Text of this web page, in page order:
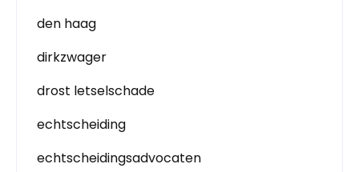
den haag
dirkzwager
drost letselschade
echtscheiding
echtscheidingsadvocaten